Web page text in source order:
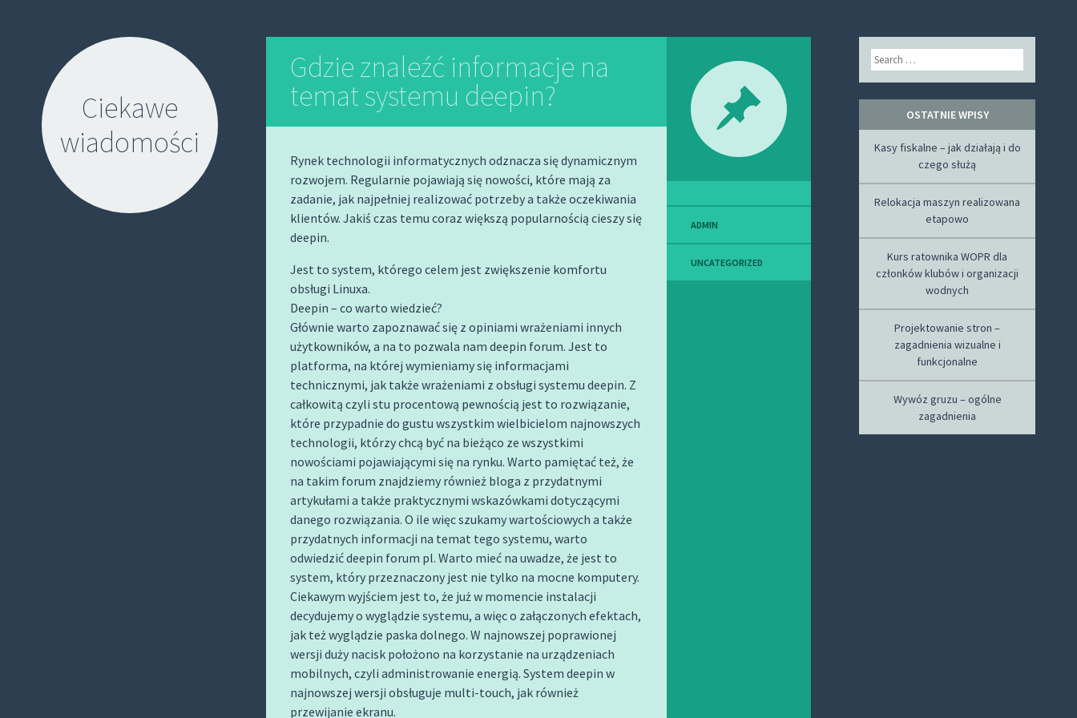
Ciekawe
wiadomości
Gdzie znaleźć informacje na
temat systemu deepin?
Rynek technologii informatycznych odznacza się dynamicznym
rozwojem. Regularnie pojawiają się nowości, które mają za
zadanie, jak najpełniej realizować potrzeby a także oczekiwania
klientów. Jakiś czas temu coraz większą popularnością cieszy się
deepin.
Jest to system, którego celem jest zwiększenie komfortu
obsługi Linuxa.
Deepin – co warto wiedzieć?
Głównie warto zapoznawać się z opiniami wrażeniami innych
użytkowników, a na to pozwala nam deepin forum. Jest to
platforma, na której wymieniamy się informacjami
technicznymi, jak także wrażeniami z obsługi systemu deepin. Z
całkowitą czyli stu procentową pewnością jest to rozwiązanie,
które przypadnie do gustu wszystkim wielbicielom najnowszych
technologii, którzy chcą być na bieżąco ze wszystkimi
nowościami pojawiającymi się na rynku. Warto pamiętać też, że
na takim forum znajdziemy również bloga z przydatnymi
artykułami a także praktycznymi wskazówkami dotyczącymi
danego rozwiązania. O ile więc szukamy wartościowych a także
przydatnych informacji na temat tego systemu, warto
odwiedzić deepin forum pl. Warto mieć na uwadze, że jest to
system, który przeznaczony jest nie tylko na mocne komputery.
Ciekawym wyjściem jest to, że już w momencie instalacji
decydujemy o wyglądzie systemu, a więc o załączonych efektach,
jak też wyglądzie paska dolnego. W najnowszej poprawionej
wersji duży nacisk położono na korzystanie na urządzeniach
mobilnych, czyli administrowanie energią. System deepin w
najnowszej wersji obsługuje multi-touch, jak również
przewijanie ekranu.
ADMIN
UNCATEGORIZED
Search
OSTATNIE WPISY
Kasy fiskalne – jak działają i do
czego służą
Relokacja maszyn realizowana
etapowo
Kurs ratownika WOPR dla
członków klubów i organizacji
wodnych
Projektowanie stron –
zagadnienia wizualne i
funkcjonalne
Wywóz gruzu – ogólne
zagadnienia